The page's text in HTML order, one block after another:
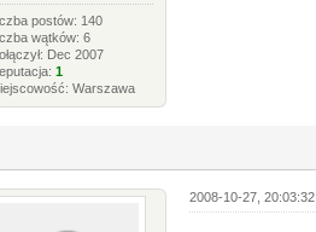
postów: 140
wątków: 6
Dec 2007
1
Warszawa
2008-10-27, 20:03:32